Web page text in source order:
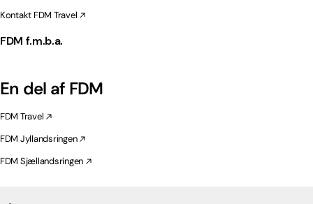
Kontakt FDM Travel
FDM f.m.b.a.
En del af FDM
FDM Travel
FDM Jyllandsringen
FDM Sjællandsringen